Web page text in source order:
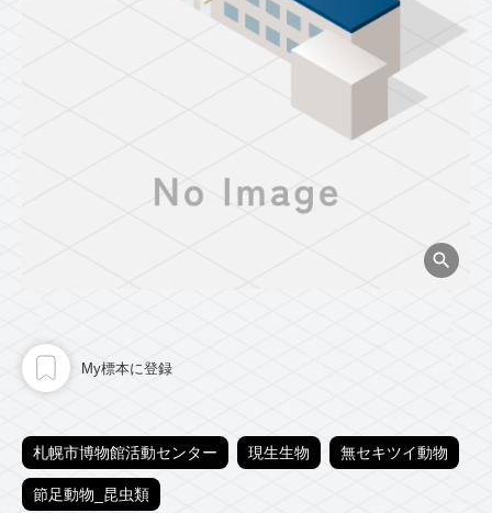
My標本に登録
札幌市博物館活動センター 現生生物 無セキツイ動物
節足動物_昆虫類